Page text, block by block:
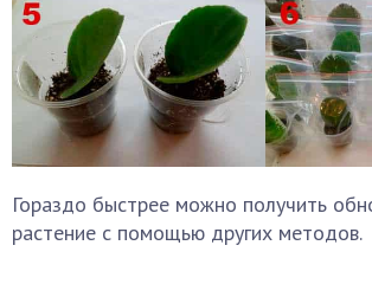
Гораздо быстрее можно получить
растение с помощью других методов.